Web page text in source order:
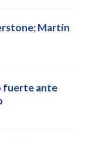
Martín
fuerte ante